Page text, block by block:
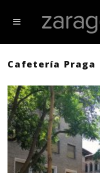
Cafetería Praga